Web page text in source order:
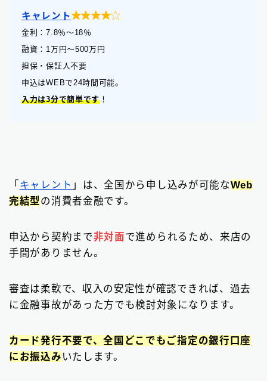
キャレント
金利：7.8％〜18％
融資：1万円〜500万円
担保・保証人不要
申込はWEBで24時間可能。
入力は3分で簡単です ！
「 キャレント 」は、全国から申し込みが可能なWeb
完結型 の消費者金融です。
申込から契約まで非対面で進められるため、来店の
手間がありません。
審査は柔軟で、収入の安定性が確認できれば、過去
に金融事故があった方でも検討対象になります。
カード発行不要で、全国どこでもご指定の銀行口座
にお振込み いたします。